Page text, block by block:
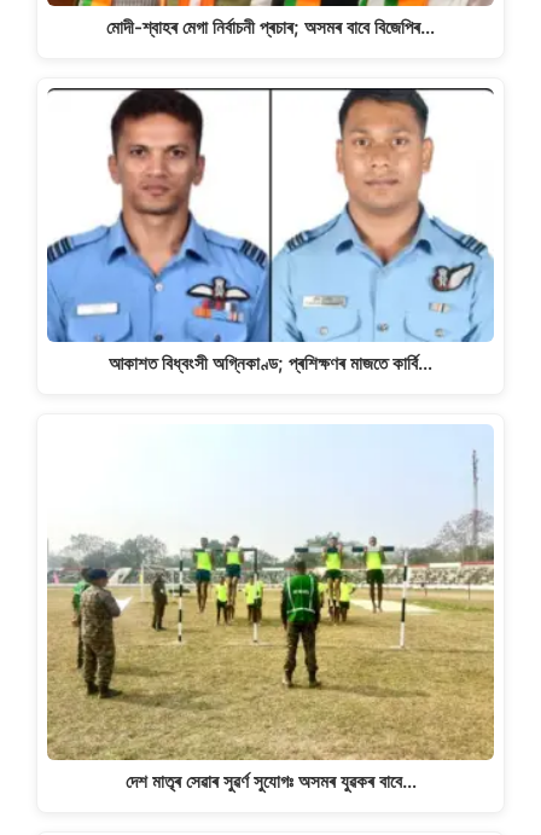
মোদী-শ্বাহৰ মেগা নিৰ্বাচনী প্ৰচাৰ; অসমৰ বাবে বিজেপিৰ…
আকাশত বিধ্বংসী অগ্নিকাণ্ড; প্ৰশিক্ষণৰ মাজতে কাৰ্বি…
দেশ মাতৃৰ সেৱাৰ সুৱৰ্ণ সুযোগঃ অসমৰ যুৱকৰ বাবে…